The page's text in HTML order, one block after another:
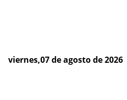
viernes,07 de agosto de 2026